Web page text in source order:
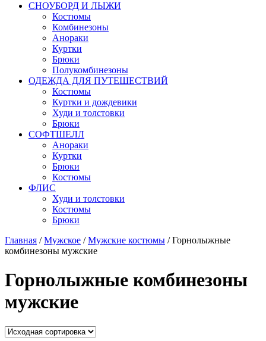
СНОУБОРД И ЛЫЖИ
Костюмы
Комбинезоны
Анораки
Куртки
Брюки
Полукомбинезоны
ОДЕЖДА ДЛЯ ПУТЕШЕСТВИЙ
Костюмы
Куртки и дождевики
Худи и толстовки
Брюки
СОФТШЕЛЛ
Анораки
Куртки
Брюки
Костюмы
ФЛИС
Худи и толстовки
Костюмы
Брюки
Главная / Мужское / Мужские костюмы /Горнолыжные
комбинезоны мужские
Горнолыжные комбинезоны
мужские